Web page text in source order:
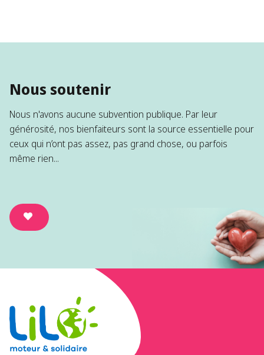
Nous soutenir
Nous n'avons aucune subvention publique. Par leur
générosité, nos bienfaiteurs sont la source essentielle pour
ceux qui n’ont pas assez, pas grand chose, ou parfois
même rien...